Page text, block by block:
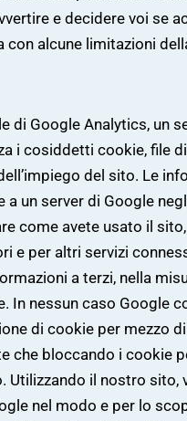
e decidere voi se
con alcune limitazioni
di Google Analytics, un
i cosiddetti cookie, file
del sito. Le
un server di Google
come avete usato il
e per altri servizi
a terzi, nella
In nessun caso Google
di cookie per mezzo
che bloccando i cookie
il nostro sito,
nel modo e per lo